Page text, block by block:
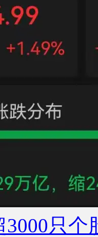
只个